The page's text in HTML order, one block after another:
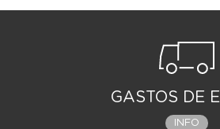
GASTOS DE
INFO